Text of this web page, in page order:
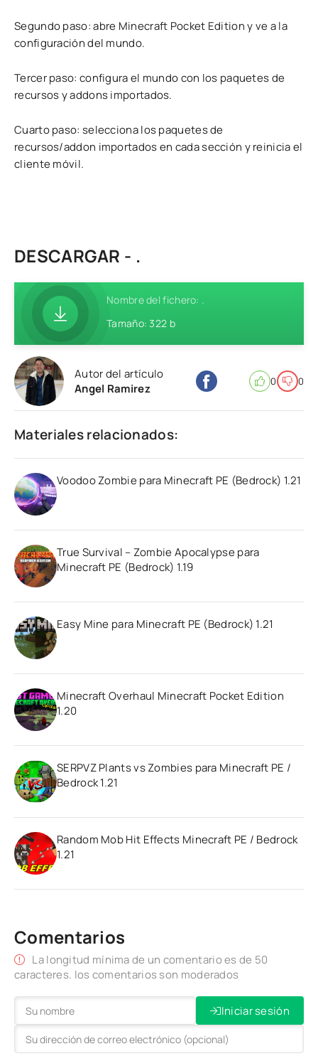
Segundo paso: abre Minecraft Pocket Edition y ve a la
configuración del mundo.
Tercer paso: configura el mundo con los paquetes de
recursos y addons importados.
Cuarto paso: selecciona los paquetes de
recursos/addon importados en cada sección y reinicia el
cliente móvil.
DESCARGAR - .
Nombre del fichero: .
Tamaño: 322 b
Autor del artículo
Angel Ramirez
0 0
Materiales relacionados:
Voodoo Zombie para Minecraft PE (Bedrock) 1.21
True Survival – Zombie Apocalypse para
Minecraft PE (Bedrock) 1.19
Easy Mine para Minecraft PE (Bedrock) 1.21
Minecraft Overhaul Minecraft Pocket Edition
1.20
SERPVZ Plants vs Zombies para Minecraft PE /
Bedrock 1.21
Random Mob Hit Effects Minecraft PE / Bedrock
1.21
Comentarios
La longitud mínima de un comentario es de 50
caracteres. los comentarios son moderados
Iniciar sesión